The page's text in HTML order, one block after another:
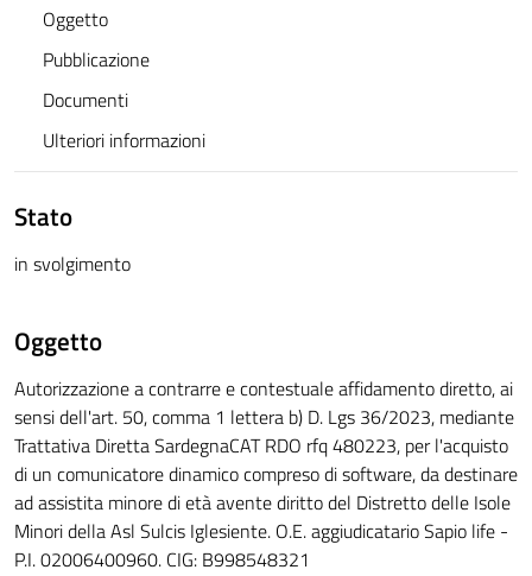
Oggetto
Pubblicazione
Documenti
Ulteriori informazioni
Stato
in svolgimento
Oggetto
Autorizzazione a contrarre e contestuale affidamento diretto, ai
sensi dell'art. 50, comma 1 lettera b) D. Lgs 36/2023, mediante
Trattativa Diretta SardegnaCAT RDO rfq 480223, per l'acquisto
di un comunicatore dinamico compreso di software, da destinare
ad assistita minore di età avente diritto del Distretto delle Isole
Minori della Asl Sulcis Iglesiente. O.E. aggiudicatario Sapio life -
P.I. 02006400960. CIG: B998548321